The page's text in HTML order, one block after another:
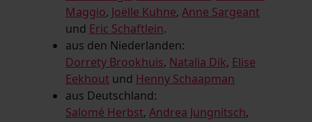
Maggio, Joëlle Kuhne, Anne Sargeant
und Eric Schaftlein.
aus den Niederlanden:
Dorrety Brookhuis, Natalia Dik, Elise
Eekhout und Henny Schaapman
aus Deutschland:
Salomé Herbst, Andrea Jungnitsch,